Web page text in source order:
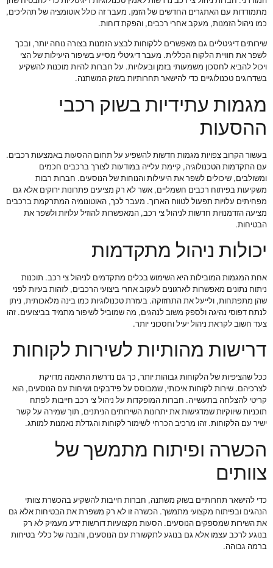
מתמודדות עם האתגרים החדשים של הזמן. מעבר זה כולל אוטומציה של תהליכים,
כמו ניהול הזמנות, מעקב אחרי רכבים, והפקת דוחות.
שירותים דיגיטליים גם מאפשרים ללקוחות לבצע הזמנות בצורה נוחה יותר, ובכך
לשפר את חוויית הלקוח הכללית. מעבר דיגיטלי מסייע בשיפור היעילות של הצי
ויכול להביא לחסכון משמעותי בזמן ובעלויות. על חברות להיות מוכנות להשקיע
בשדרוגים טכנולוגיים כדי להישאר תחרותיות בשוק המשתנה.
מגמות עתידיות בשוק רכבי
ההסעות
בעשור הקרוב צפויות מגמות חדשות להשפיע על תחום ההסעות באמצעות רכבים.
עם התקדמות הטכנולוגיה, קיימת עלייה במודעות לצורך ברכבים חכמים
ומשולבים, שיכולים לשפר את היעילות והנוחות של הנוסעים. חברות רבות
משקיעות בפיתוח רכבים חשמליים, אשר לא רק מציעים פתרונות ירוקים אלא גם
מפחיתים עלויות תפעול לטווח הארוך. מעבר לכך, האוטונומיה המתרקמת ברכבים
מציעה הזדמנויות חדשות לניהול צי רכב, המאפשרות להוזיל עלויות ולשפר את
הבטיחות.
יכולות ניהול מתקדמות
אחת המגמות המובילות היא השימוש בכלים מתקדמים לניהול צי רכב. תוכנות
ניתוח נתונים מאפשרות לארגונים לעקוב אחרי ביצועי הרכבים, לזהות בעיות לפני
שהן מתפתחות, ולייעל את התחזוקה. בעזרת טכנולוגיות כמו בינה מלאכותית, ניתן
לנתח דפוסי נהיגה ולספק משוב לנהגים, מה שמוביל לשיפור מתמיד בביצועים. זהו
צעד חשוב לקראת ניהול יעיל וחסכוני יותר.
דרישות מהותיות לשירות לקוחות
ככל שהציפיות של הלקוחות גבוהות יותר, כך גם נדרשת התאמה מדויקת
לצרכיהם. שירות לקוחות איכותי, שמבוסס על פידבקים ושיחות עם הנוסעים, הוא
קריטי להצלחה בתעשייה. חברות המופקדות על ניהול צי רכב חייבות לפתח
תוכניות שיווקיות שמדגישות את יתרונות השירותים הניתנים, תוך שמירה על קשר
ישיר עם הלקוחות. זהו מרכיב הכרחי לשימור לקוחות והגדלת נאמנות למותג.
הכשרה ופיתוח מתמשך של
צוותים
כדי להישאר תחרותיים בשוק משתנה, חברות חייבות להשקיע בהכשרת צוותי
הנהגים ובפיתוח מקצועי מתמשך. הכשרה זו לא רק משפרת את הבטיחות אלא גם
את השירות שמספקים הנוסעים. הסעות מקצועיות דורשות ידע מעמיק לא רק
בנוגע לרכב עצמו אלא גם בנוגע לתקשורת עם הנוסעים, והבנה של כללי בטיחות
ברמה גבוהה.